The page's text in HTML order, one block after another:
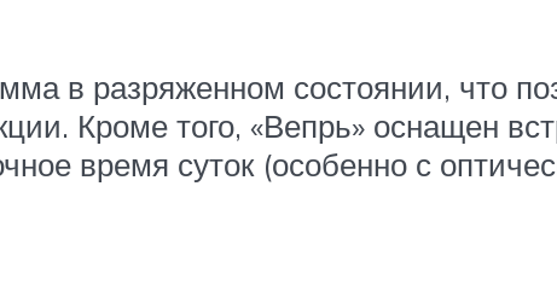
в разряженном состоянии, что
Кроме того, «Вепрь» оснащен
время суток (особенно с